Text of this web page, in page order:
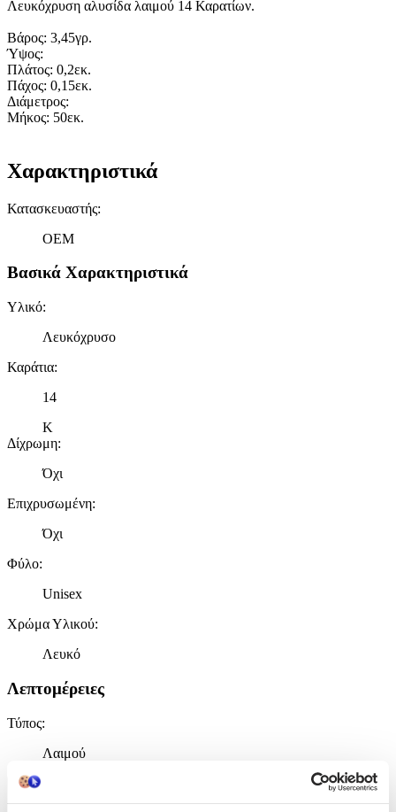
Λευκόχρυση αλυσίδα λαιμού 14 Καρατίων.
Βάρος: 3,45γρ.
Ύψος:
Πλάτος: 0,2εκ.
Πάχος: 0,15εκ.
Διάμετρος:
Μήκος: 50εκ.
Χαρακτηριστικά
Κατασκευαστής:
OEM
Βασικά Χαρακτηριστικά
Υλικό:
Λευκόχρυσο
Καράτια:
14
Κ
Δίχρωμη:
Όχι
Επιχρυσωμένη:
Όχι
Φύλο:
Unisex
Χρώμα Υλικού:
Λευκό
Λεπτομέρειες
Τύπος:
Λαιμού